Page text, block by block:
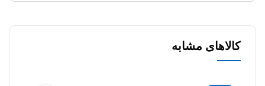
کالاهای مشابه